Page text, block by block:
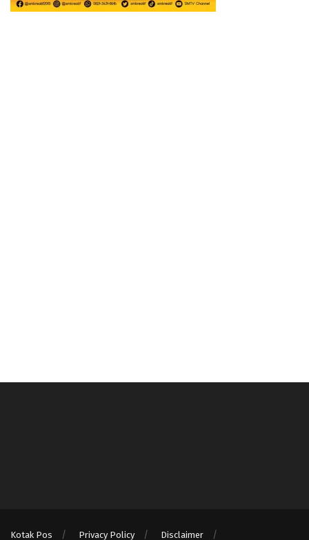
Kotak Pos Privacy Policy Disclaimer